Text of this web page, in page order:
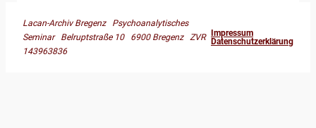
Lacan-Archiv Bregenz Psychoanalytisches
Seminar Belruptstraße 10 6900 Bregenz ZVR
143963836
Impressum
Datenschutzerklärung